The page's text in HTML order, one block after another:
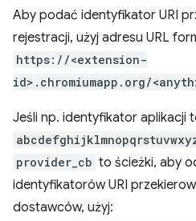
Aby podać identyfikator URI
rejestracji, użyj adresu URL
https://<extension-
id>.chromiumapp.org/
Jeśli np. identyfikator aplikacji
provider_cb to ścieżki, aby
identyfikatorów URI
dostawców, użyj: